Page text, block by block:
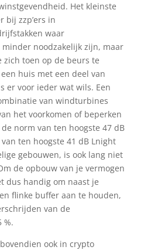
Het kleinste
bij zzp’ers in
waar
noodzakelijk zijn, maar
toen op de beurs te
huis met een deel van
er voor ieder wat wils. Een
van windturbines
het voorkomen of beperken
norm van ten hoogste 47 dB
ten hoogste 41 dB Lnight
gebouwen, is ook lang niet
de opbouw van je vermogen
dus handig om naast je
flinke buffer aan te houden,
van de
%.
ook in crypto